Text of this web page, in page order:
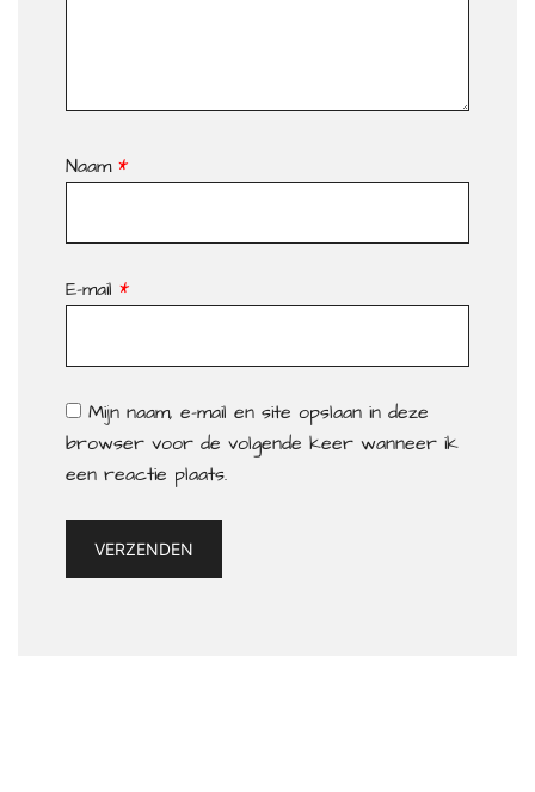
Naam *
E-mail *
Mijn naam, e-mail en site opslaan in deze
browser voor de volgende keer wanneer ik
een reactie plaats.